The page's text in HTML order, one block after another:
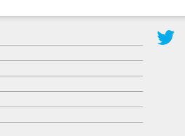
登録有形文
化財となっ
た東北大植
物園八...